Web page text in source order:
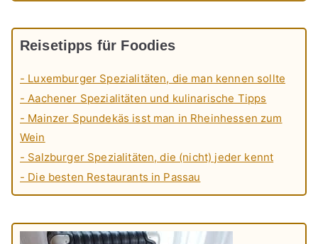
Reisetipps für Foodies
- Luxemburger Spezialitäten, die man kennen sollte
- Aachener Spezialitäten und kulinarische Tipps
- Mainzer Spundekäs isst man in Rheinhessen zum
Wein
- Salzburger Spezialitäten, die (nicht) jeder kennt
- Die besten Restaurants in Passau